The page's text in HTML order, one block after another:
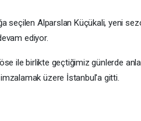
seçilen Alparslan Küçükali, yeni
ediyor.
ile birlikte geçtiğimiz günlerde
üzere İstanbul'a gitti.